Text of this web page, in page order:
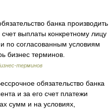
банка производить
выплаты конкретному лицу
по согласованным условиям
бизнес терминов.
терминов
обязательство банка
и за его счет платежи
сумм и на условиях,